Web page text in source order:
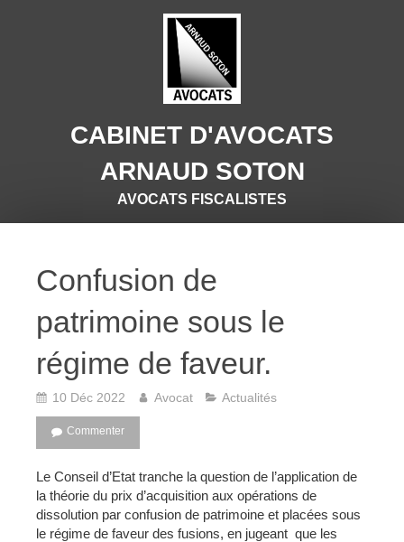
CABINET D'AVOCATS
ARNAUD SOTON
AVOCATS FISCALISTES
Confusion de
patrimoine sous le
régime de faveur.
10 Déc 2022 Avocat Actualités
Commenter
Le Conseil d’Etat tranche la question de l’application de
la théorie du prix d’acquisition aux opérations de
dissolution par confusion de patrimoine et placées sous
le régime de faveur des fusions, en jugeant que les